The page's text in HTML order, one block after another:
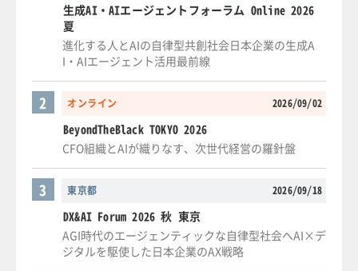
生成AI・AIエージェントフォーラム Online 2026
夏
進化する人とAIの自律型共創社会日本企業の生成A
I・AIエージェント活用最前線
オンライン 2026/09/02
2
BeyondTheBlack TOKYO 2026
CFO組織とAIが織りなす、次世代経営の羅針盤
東京都 2026/09/18
3
DX&AI Forum 2026 秋 東京
AGI時代のエージェンティックな自律型社会へAI×デ
ジタルを駆使した日本企業のAX戦略